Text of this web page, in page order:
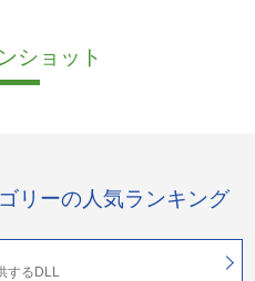
ショット
リーの人気ランキング
するDLL